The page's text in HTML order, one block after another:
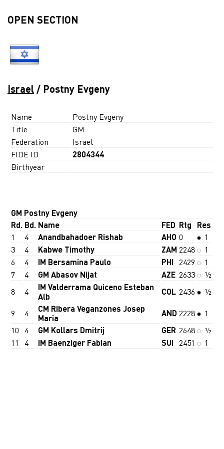
OPEN SECTION
Israel / Postny Evgeny
Name
Postny Evgeny
Title
GM
Federation
Israel
FIDE ID
2804344
Birthyear
GM Postny Evgeny
Rd. Bd. Name FED Rtg Res
1 4 Anandbahadoer Rishab AHO 0
1
3
4 Kabwe Timothy ZAM 2248
1
6
4 IM Bersamina Paulo PHI 2429
1
7
4 GM Abasov Nijat AZE 2633
½
8
4
IM Valderrama Quiceno Esteban
Alb
COL 2436 ½
9 4
CM Ribera Veganzones Josep
Maria
AND 2228
1
10
4 GM Kollars Dmitrij GER 2648
½
11
4 IM Baenziger Fabian SUI 2451 1